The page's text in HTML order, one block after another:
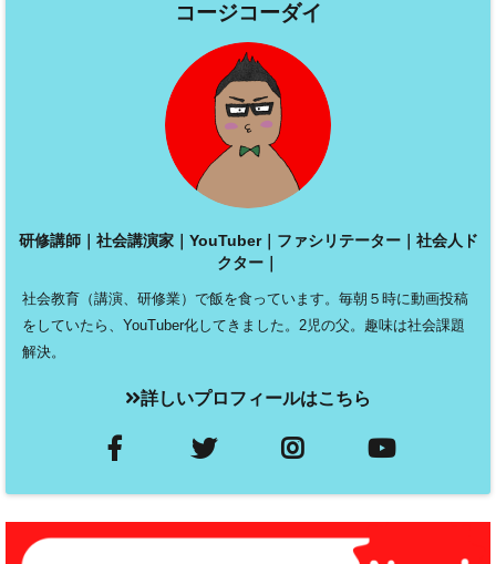
コージコーダイ
研修講師｜社会講演家｜YouTuber｜ファシリテーター｜社会人ド
クター｜
社会教育（講演、研修業）で飯を食っています。毎朝５時に動画投稿
をしていたら、YouTuber化してきました。2児の父。趣味は社会課題
解決。
詳しいプロフィールはこちら